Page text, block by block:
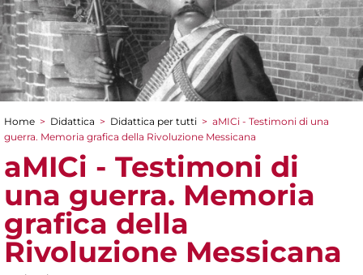
Tu sei qui
Home > Didattica > Didattica per tutti > aMICi - Testimoni di una
guerra. Memoria grafica della Rivoluzione Messicana
aMICi - Testimoni di
una guerra. Memoria
grafica della
Rivoluzione Messicana